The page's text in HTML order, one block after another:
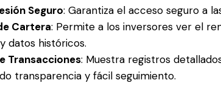
Seguro: Garantiza el acceso seguro a
Cartera: Permite a los inversores ver el
datos históricos.
Transacciones: Muestra registros
transparencia y fácil seguimiento.